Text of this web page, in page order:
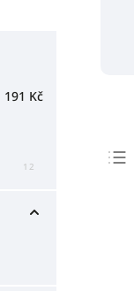
191 Kč
12